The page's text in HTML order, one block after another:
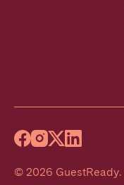
© 2026 GuestReady.